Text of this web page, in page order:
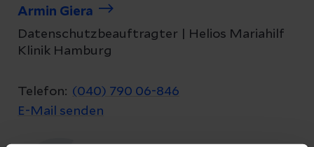
Armin Giera
Datenschutzbeauftragter | Helios Mariahilf
Klinik Hamburg
Telefon: (040) 790 06-846
E-Mail senden